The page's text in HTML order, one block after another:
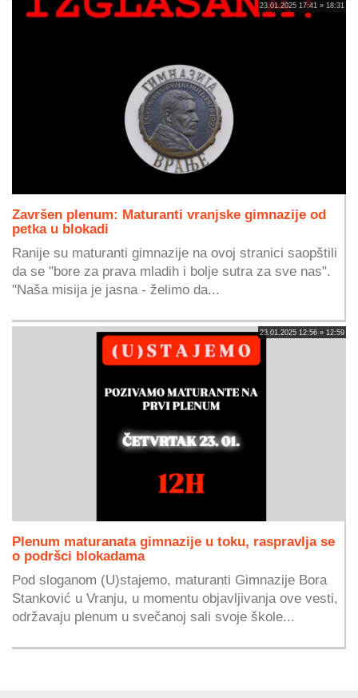
23.01.2025 17:41 » 18:31
Završen plenum: Maturanti vranjske gimnazije od
petka u blokadi
Ranije su maturanti gimnazije na ovoj stranici saopštili
da se "bore za prava mladih i bolje sutra za sve nas".
"Naša misija je jasna - želimo da...
23.01.2025 12:56 » 12:59
Plenum maturanata gimnazije u toku, raspravlja se
o podršci blokadama
Pod sloganom (U)stajemo, maturanti Gimnazije Bora
Stanković u Vranju, u momentu objavljivanja ove vesti,
održavaju plenum u svečanoj sali svoje škole...